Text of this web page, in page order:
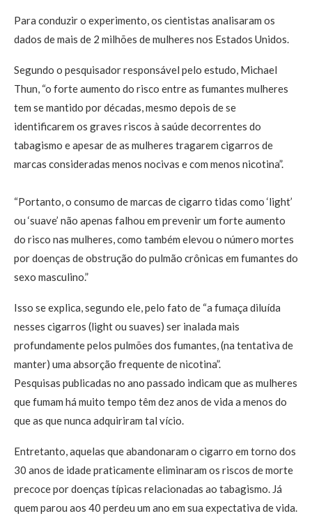
Para conduzir o experimento, os cientistas analisaram os
dados de mais de 2 milhões de mulheres nos Estados Unidos.
Segundo o pesquisador responsável pelo estudo, Michael
Thun, “o forte aumento do risco entre as fumantes mulheres
tem se mantido por décadas, mesmo depois de se
identificarem os graves riscos à saúde decorrentes do
tabagismo e apesar de as mulheres tragarem cigarros de
marcas consideradas menos nocivas e com menos nicotina”.
“Portanto, o consumo de marcas de cigarro tidas como ‘light’
ou ‘suave’ não apenas falhou em prevenir um forte aumento
do risco nas mulheres, como também elevou o número mortes
por doenças de obstrução do pulmão crônicas em fumantes do
sexo masculino.”
Isso se explica, segundo ele, pelo fato de “a fumaça diluída
nesses cigarros (light ou suaves) ser inalada mais
profundamente pelos pulmões dos fumantes, (na tentativa de
manter) uma absorção frequente de nicotina”.
Pesquisas publicadas no ano passado indicam que as mulheres
que fumam há muito tempo têm dez anos de vida a menos do
que as que nunca adquiriram tal vício.
Entretanto, aquelas que abandonaram o cigarro em torno dos
30 anos de idade praticamente eliminaram os riscos de morte
precoce por doenças típicas relacionadas ao tabagismo. Já
quem parou aos 40 perdeu um ano em sua expectativa de vida.